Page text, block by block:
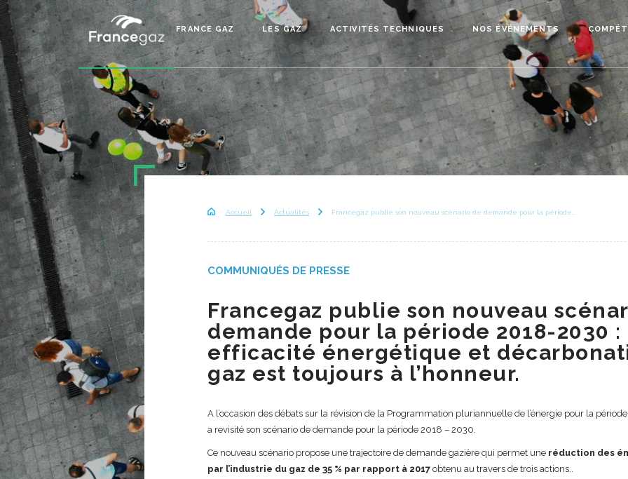
FRANCE GAZ LES GAZ ACTIVITÉS TECHNIQUES NOS ÉVÉNEMENTS
Accueil Actualités Francegaz publie son nouveau scénario de demande pour la période...
COMMUNIQUÉS DE PRESSE
Francegaz publie son nouveau
demande pour la période 2018-2030
efficacité énergétique et
gaz est toujours à l’honneur.
A l’occasion des débats sur la révision de la Programmation pluriannuelle de l’énergie pour la
a revisité son scénario de demande pour la période 2018 – 2030.
Ce nouveau scénario propose une trajectoire de demande gazière qui permet une réduction des
par l’industrie du gaz de 35 % par rapport à 2017 obtenu au travers de trois actions..